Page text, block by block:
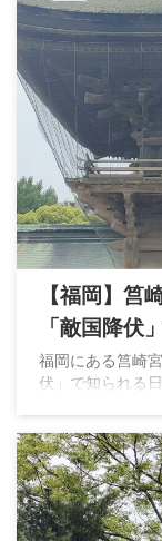
【福岡】筥
「敵国降伏
福岡にある筥崎
伏」で知られる